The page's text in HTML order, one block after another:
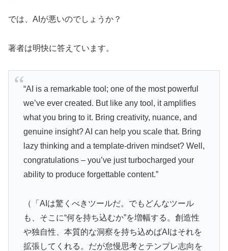
では、AIが悪いのでしょうか？
著者は明快に答えています。
“AI is a remarkable tool; one of the most powerful
we’ve ever created. But like any tool, it amplifies
what you bring to it. Bring creativity, nuance, and
genuine insight? AI can help you scale that. Bring
lazy thinking and a template-driven mindset? Well,
congratulations – you’ve just turbocharged your
ability to produce forgettable content.”
（「AIは驚くべきツールだ。でもどんなツール
も、そこに“何を持ち込むか”を増幅する。創造性
や独自性、本質的な洞察を持ち込めばAIはそれを
拡張してくれる。だが怠慢思考とテンプレ志向を